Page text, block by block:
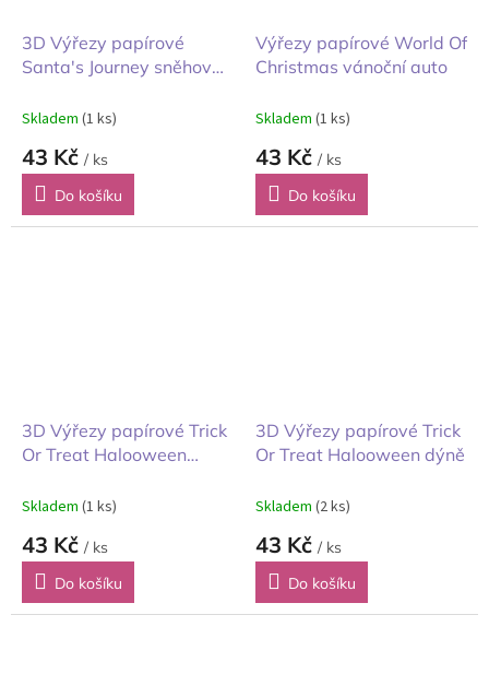
3D Výřezy papírové
Santa's Journey sněhová
Skladem (1 ks)
43 Kč / ks
Do košíku
Výřezy papírové World Of
Christmas vánoční auto
Skladem (1 ks)
43 Kč / ks
Do košíku
3D Výřezy papírové Trick
Or Treat Halooween
Skladem (1 ks)
43 Kč / ks
Do košíku
3D Výřezy papírové Trick
Or Treat Halooween dýně
Skladem (2 ks)
43 Kč / ks
Do košíku